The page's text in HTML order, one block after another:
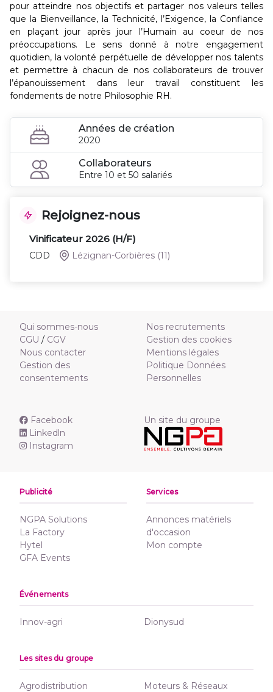
pour atteindre nos objectifs et partager nos valeurs telles
que la Bienveillance, la Technicité, l’Exigence, la Confiance
en plaçant jour après jour l’Humain au coeur de nos
préoccupations. Le sens donné à notre engagement
quotidien, la volonté perpétuelle de développer nos talents
et permettre à chacun de nos collaborateurs de trouver
l’épanouissement dans leur travail constituent les
fondements de notre Philosophie RH.
Années de création
2020
Collaborateurs
Entre 10 et 50 salariés
Rejoignez-nous
Vinificateur 2026 (H/F)
CDD Lézignan-Corbières (11)
Qui sommes-nous
CGU / CGV
Nous contacter
Gestion des
consentements
Nos recrutements
Gestion des cookies
Mentions légales
Politique Données
Personnelles
Facebook
Linkedln
Instagram
Un site du groupe
Publicité
NGPA Solutions
La Factory
Hytel
GFA Events
Services
Annonces matériels
d'occasion
Mon compte
Événements
Innov-agri Dionysud
Les sites du groupe
Agrodistribution Moteurs & Réseaux